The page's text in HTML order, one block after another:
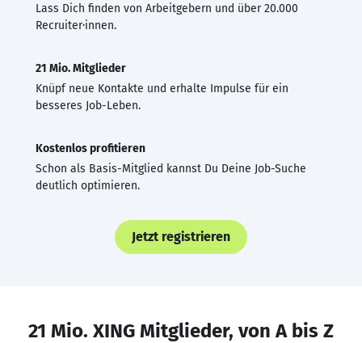
Lass Dich finden von Arbeitgebern und über 20.000
Recruiter·innen.
21 Mio. Mitglieder
Knüpf neue Kontakte und erhalte Impulse für ein
besseres Job-Leben.
Kostenlos profitieren
Schon als Basis-Mitglied kannst Du Deine Job-Suche
deutlich optimieren.
Jetzt registrieren
21 Mio. XING Mitglieder, von A bis Z